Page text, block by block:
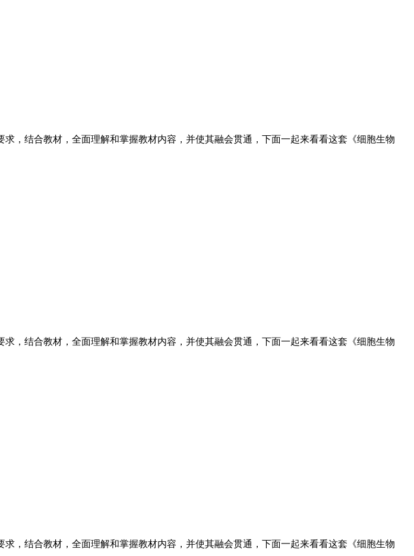
，结合教材，全面理解和掌握教材内容，并使其融会贯通，下面一起来看看这套《细胞生物
，结合教材，全面理解和掌握教材内容，并使其融会贯通，下面一起来看看这套《细胞生物
，结合教材，全面理解和掌握教材内容，并使其融会贯通，下面一起来看看这套《细胞生物